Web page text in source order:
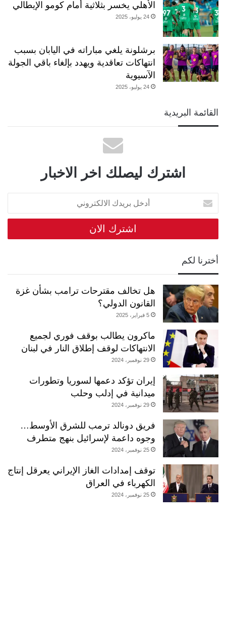
الأهلي يخسر بثلاثية أمام كومو الإيطالي
24 يوليو، 2025
برشلونة يلغي مباراته في اليابان بسبب
انتهاكات تعاقدية ويهدد بإلغاء باقي الجولة
الآسيوية
24 يوليو، 2025
القائمة البريدية
اشترك ليصلك اخر الاخبار
أدخل
بريدك
الالكتروني
أخترنا لكم
هل تخالف مقترحات ترامب بشأن غزة
القانون الدولي؟
5 فبراير، 2025
ماكرون يطالب بوقف فوري لجميع
الانتهاكات لوقف إطلاق النار في لبنان
29 نوفمبر، 2024
إيران تؤكد دعمها لسوريا وتطورات
ميدانية في إدلب وحلب
29 نوفمبر، 2024
فريق دونالد ترمب للشرق الأوسط…
وجوه داعمة لإسرائيل بنهج متطرف
25 نوفمبر، 2024
توقف إمدادات الغاز الإيراني يعرقل إنتاج
الكهرباء في العراق
25 نوفمبر، 2024